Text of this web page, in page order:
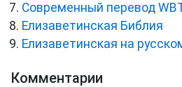
Cовременный перевод
Елизаветинская Библия
Елизаветинская на
Комментарии